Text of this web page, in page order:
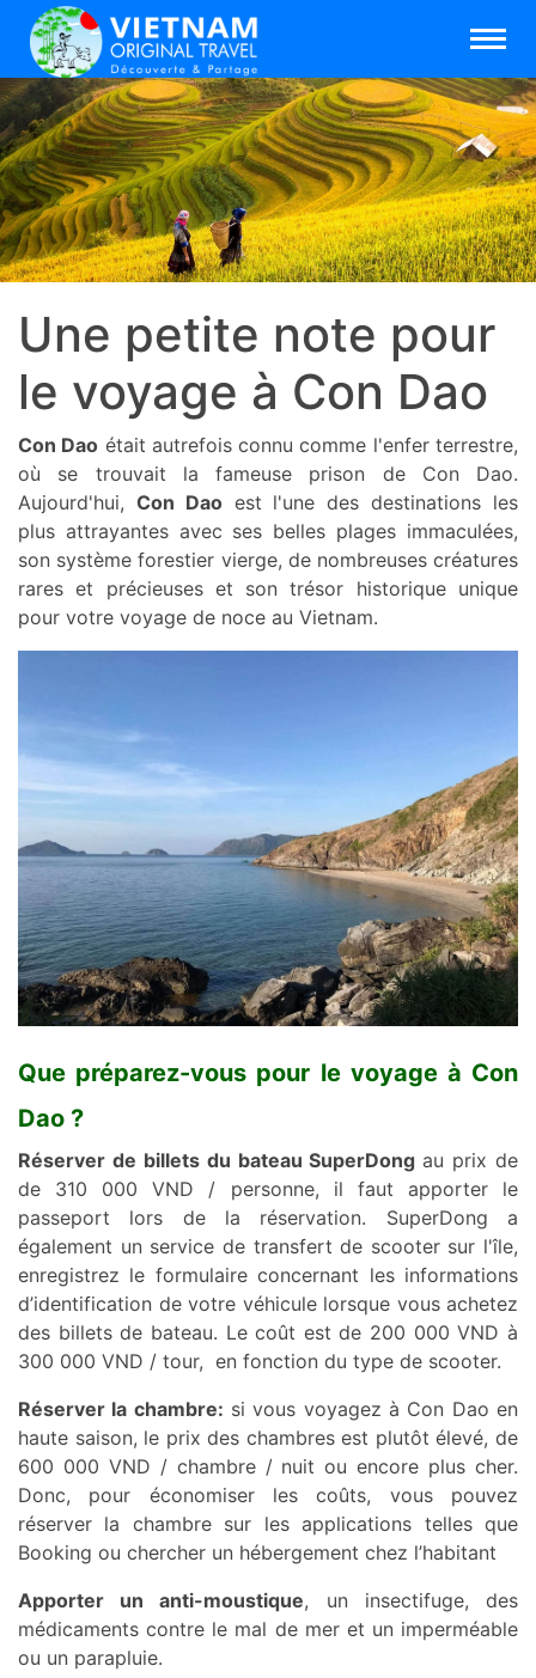
Une petite note pour
le voyage à Con Dao
Con Dao était autrefois connu comme l'enfer terrestre,
où se trouvait la fameuse prison de Con Dao.
Aujourd'hui, Con Daoest l'une des destinations les
plus attrayantes avec ses belles plages immaculées,
son système forestier vierge, de nombreuses créatures
rares et précieuses et son trésor historique unique
pour votre voyage de noce au Vietnam.
Que préparez-vous pour le voyage à Con
Dao ?
Réserver de billets du bateau SuperDongau prix de
de 310 000 VND / personne, il faut apporter le
passeport lors de la réservation. SuperDong a
également un service de transfert de scooter sur l'île,
enregistrez le formulaire concernant les informations
d’identification de votre véhicule lorsque vous achetez
des billets de bateau. Le coût est de 200 000 VND à
300 000 VND / tour, en fonction du type de scooter.
Réserver la chambre: si vous voyagez à Con Dao en
haute saison, le prix des chambres est plutôt élevé, de
600 000 VND / chambre / nuit ou encore plus cher.
Donc, pour économiser les coûts, vous pouvez
réserver la chambre sur les applications telles que
Booking ou chercher un hébergement chez l’habitant
Apporter un anti-moustique, un insectifuge, des
médicaments contre le mal de mer et un imperméable
ou un parapluie.